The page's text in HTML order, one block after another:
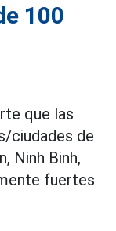
100
que las
ciudades de
Ninh Binh,
fuertes